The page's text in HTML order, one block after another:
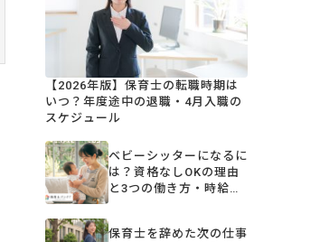
【2026年版】保育士の転職時期は
いつ？年度途中の退職・4月入職の
スケジュール
ベビーシッターになるに
は？資格なしOKの理由
と3つの働き方・時給相
保育士を辞めた次の仕事